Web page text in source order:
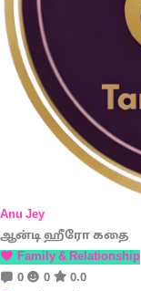
Anu Jey
ஆன்டி ஹீரோ கதை
Family & Relationship
0
0
0.0